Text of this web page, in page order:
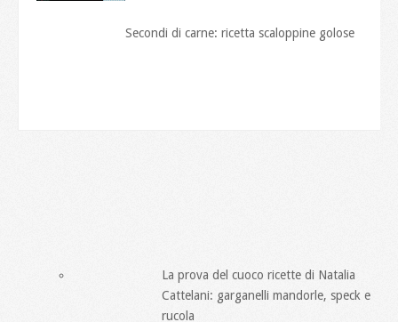
Secondi di carne: ricetta scaloppine golose
La prova del cuoco ricette di Natalia
Cattelani: garganelli mandorle, speck e
rucola